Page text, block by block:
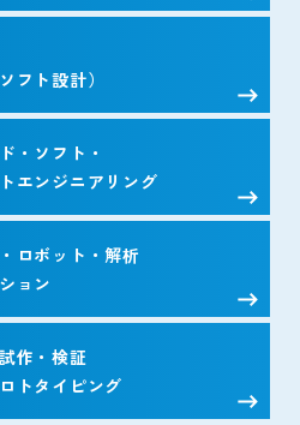
フト設計）
・ソフト・
エンジニアリング
ロボット・解析
ョン
作・検証
トタイピング